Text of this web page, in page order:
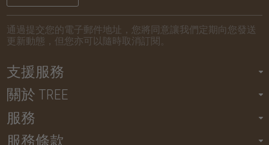
通過提交您的電子郵件地址，您將同意讓我們定期向您發送
更新動態，但您亦可以隨時取消訂閱。
支援服務
關於 TREE
服務
服務條款